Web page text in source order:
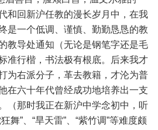
和回新沪任教的漫长岁月中，在我
是一个低调、谨慎、勤勤恳恳的教
教导处通知（无论是钢笔字还是毛
准行楷，书法极有根底。后来我才
为右派分子，革去教籍，才沦为普
在六十年代曾经成功地培养出一支
（那时我正在新沪中学念初中，听
舞”、“旱天雷”、“紫竹调”等难度颇